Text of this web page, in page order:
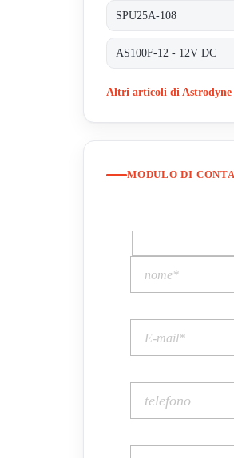
SPU25A-108
AS100F-12 - 12V DC
Altri articoli di
MODULO DI